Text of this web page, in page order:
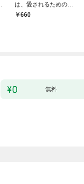
は、愛されるための実
験をはじめることにし
660
無料